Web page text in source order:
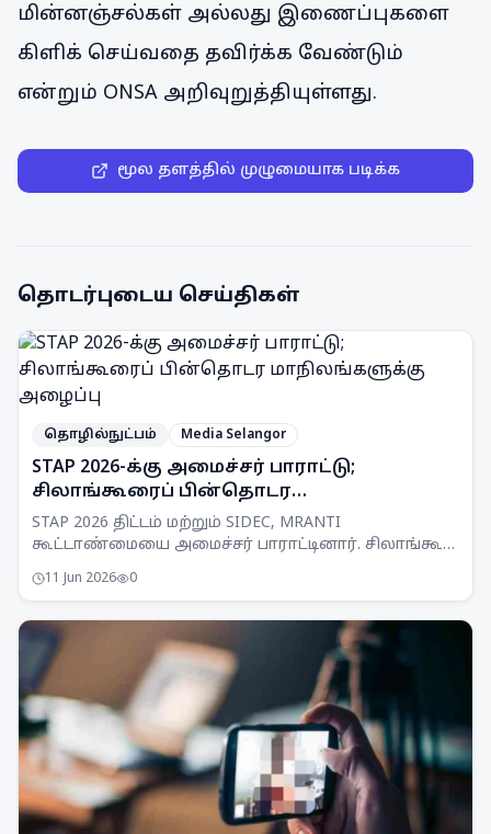
மின்னஞ்சல்கள் அல்லது இணைப்புகளை
கிளிக் செய்வதை தவிர்க்க வேண்டும்
என்றும் ONSA அறிவுறுத்தியுள்ளது.
மூல தளத்தில் முழுமையாக படிக்க
தொடர்புடைய செய்திகள்
தொழில்நுட்பம் Media Selangor
STAP 2026-க்கு அமைச்சர் பாராட்டு;
சிலாங்கூரைப் பின்தொடர
மாநிலங்களுக்கு அழைப்பு
STAP 2026 திட்டம் மற்றும் SIDEC, MRANTI
கூட்டாண்மையை அமைச்சர் பாராட்டினார். சிலாங்கூர்
11 Jun 2026 0